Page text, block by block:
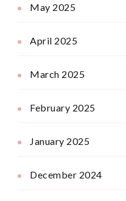
May 2025
April 2025
March 2025
February 2025
January 2025
December 2024